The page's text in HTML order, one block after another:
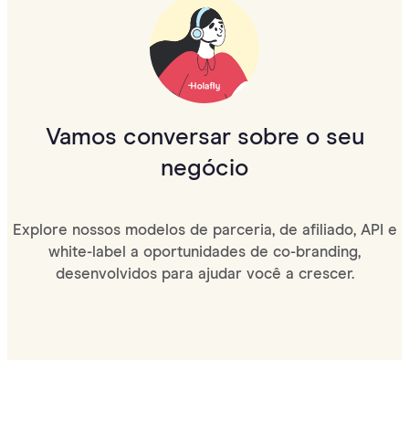
Vamos conversar sobre o seu
negócio
Explore nossos modelos de parceria, de afiliado, API e
white-label a oportunidades de co-branding,
desenvolvidos para ajudar você a crescer.